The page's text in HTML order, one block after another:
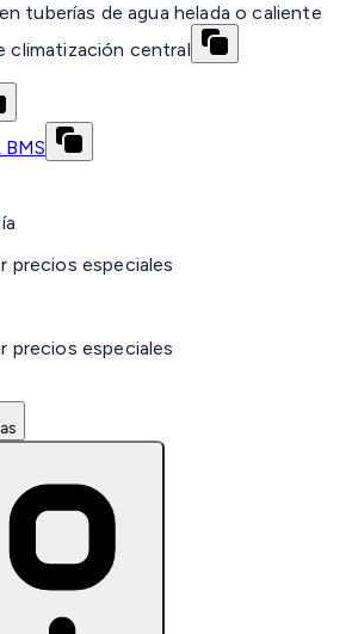
tuberías de agua helada o caliente
climatización central
precios especiales
precios especiales